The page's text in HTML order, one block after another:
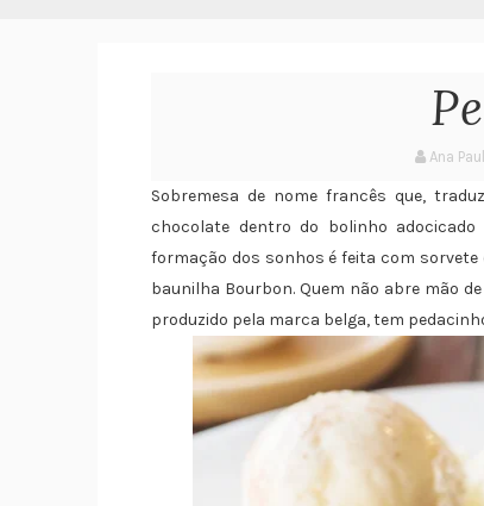
Ana
Sobremesa de nome francês que,
chocolate dentro do bolinho
formação dos sonhos é feita com sorvete
baunilha Bourbon. Quem não abre mão
produzido pela marca belga, tem